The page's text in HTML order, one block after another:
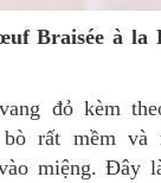
rất mềm và
miệng. Đây